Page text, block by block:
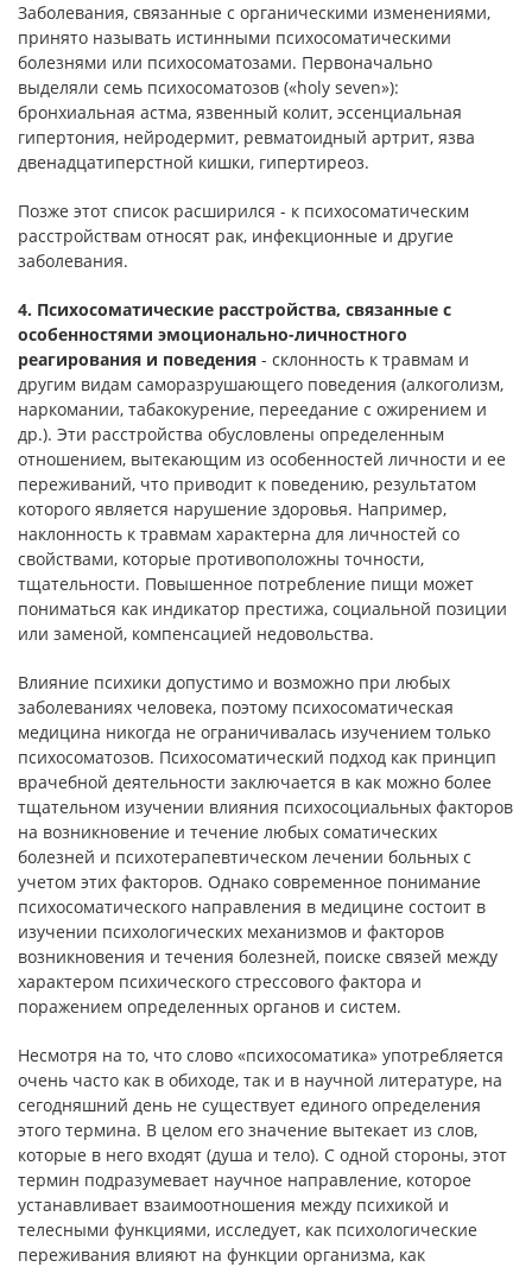
Заболевания, связанные с органическими изменениями,
принято называть истинными психосоматическими
болезнями или психосоматозами. Первоначально
выделяли семь психосоматозов («holy seven»):
бронхиальная астма, язвенный колит, эссенциальная
гипертония, нейродермит, ревматоидный артрит, язва
двенадцатиперстной кишки, гипертиреоз.
Позже этот список расширился - к психосоматическим
расстройствам относят рак, инфекционные и другие
заболевания.
4. Психосоматические расстройства, связанные с
особенностями эмоциональ­но-личностного
реагирования и поведения - склонность к травмам и
другим видам саморазрушающего поведения (алкоголизм,
наркомании, табакокурение, переедание с ожирением и
др.). Эти расстройства обусловлены определенным
отношением, вытекающим из особенностей личности и ее
переживаний, что приводит к поведению, результатом
которого является нарушение здоровья. Например,
наклонность к травмам характерна для личностей со
свойствами, которые противоположны точности,
тщательности. Повышенное потребление пищи может
пониматься как индикатор престижа, социальной позиции
или заменой, компенсацией недовольства.
Влияние психики допустимо и возможно при любых
заболеваниях человека, поэтому психосоматическая
медицина никогда не ограничивалась изучением только
психосоматозов. Психосоматический подход как принцип
врачебной деятельности заключается в как можно более
тщательном изучении влияния психосоциальных факторов
на возникновение и течение любых соматических
болезней и психотерапевтическом лечении больных с
учетом этих факторов. Однако современное понимание
психосоматического направления в медицине состоит в
изучении психологических механизмов и факторов
возникновения и течения болезней, поиске связей между
характером психического стрессового фактора и
поражением определенных органов и систем.
Несмотря на то, что слово «психосоматика» употребляется
очень часто как в обиходе, так и в научной литературе, на
сегод­няшний день не существует единого определения
этого термина. В целом его значение вытекает из слов,
которые в него входят (ду­ша и тело). С одной стороны, этот
термин подразумевает научное направление, которое
устанавливает взаимоотношения между пси­хикой и
телесными функциями, исследует, как психологические
переживания влияют на функции организма, как